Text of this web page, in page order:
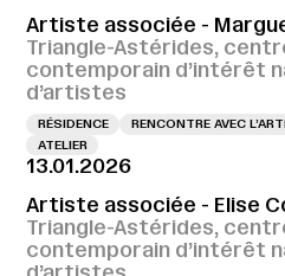
Artiste associée -
Triangle-Astérides,
contemporain d’intérêt
d’artistes
RÉSIDENCE RENCONTRE AVEC
ATELIER
13.01.2026
Artiste associée - Elise
Triangle-Astérides,
contemporain d’intérêt